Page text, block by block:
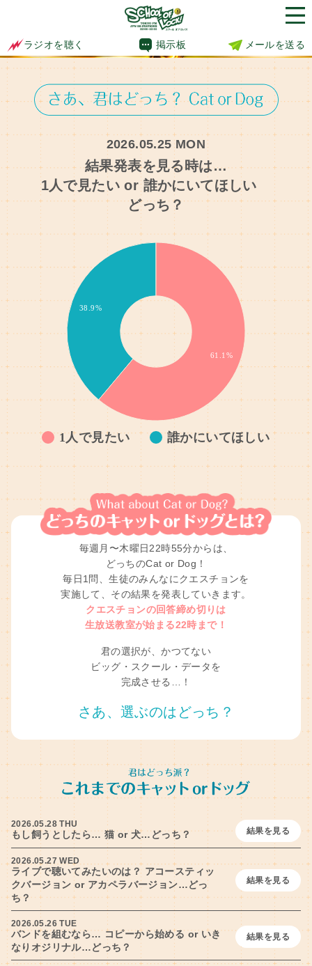
ラジオを聴く 掲示板 メールを送る
2026.05.25 MON
結果発表を見る時は…
1人で見たい or 誰かにいてほしい
どっち？
1人で見たい 誰かにいてほしい
38.9%
61.1%
12歳… 13～… 16～… 19～…
12歳… 13～… 16～… 1/2
毎週月〜木曜日22時55分からは、
どっちのCat or Dog！
毎日1問、生徒のみんなにクエスチョンを
実施して、その結果を発表していきます。
クエスチョンの回答締め切りは
生放送教室が始まる22時まで！
君の選択が、かつてない
ビッグ・スクール・データを
完成させる…！
さあ、選ぶのはどっち？
2026.05.28 THU
もし飼うとしたら… 猫 or 犬…どっち？ 結果を見る
2026.05.27 WED
ライブで聴いてみたいのは？ アコースティッ
クバージョン or アカペラバージョン…どっ
ち？
結果を見る
2026.05.26 TUE
バンドを組むなら… コピーから始める or いき
なりオジリナル…どっち？
結果を見る